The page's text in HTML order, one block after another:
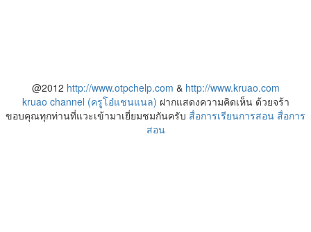
@2012 http://www.otpchelp.com & http://www.kruao.com
kruao channel (ครูโอ๋แชนแนล) ฝากแสดงความคิดเห็น ด้วยจร้า
ขอบคุณทุกท่านที่แวะเข้ามาเยี่ยมชมกันครับ สื่อการเรียนการสอน สื่อการ
สอน